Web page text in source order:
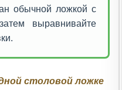
обычной ложкой с
выравнивайте
столовой ложке